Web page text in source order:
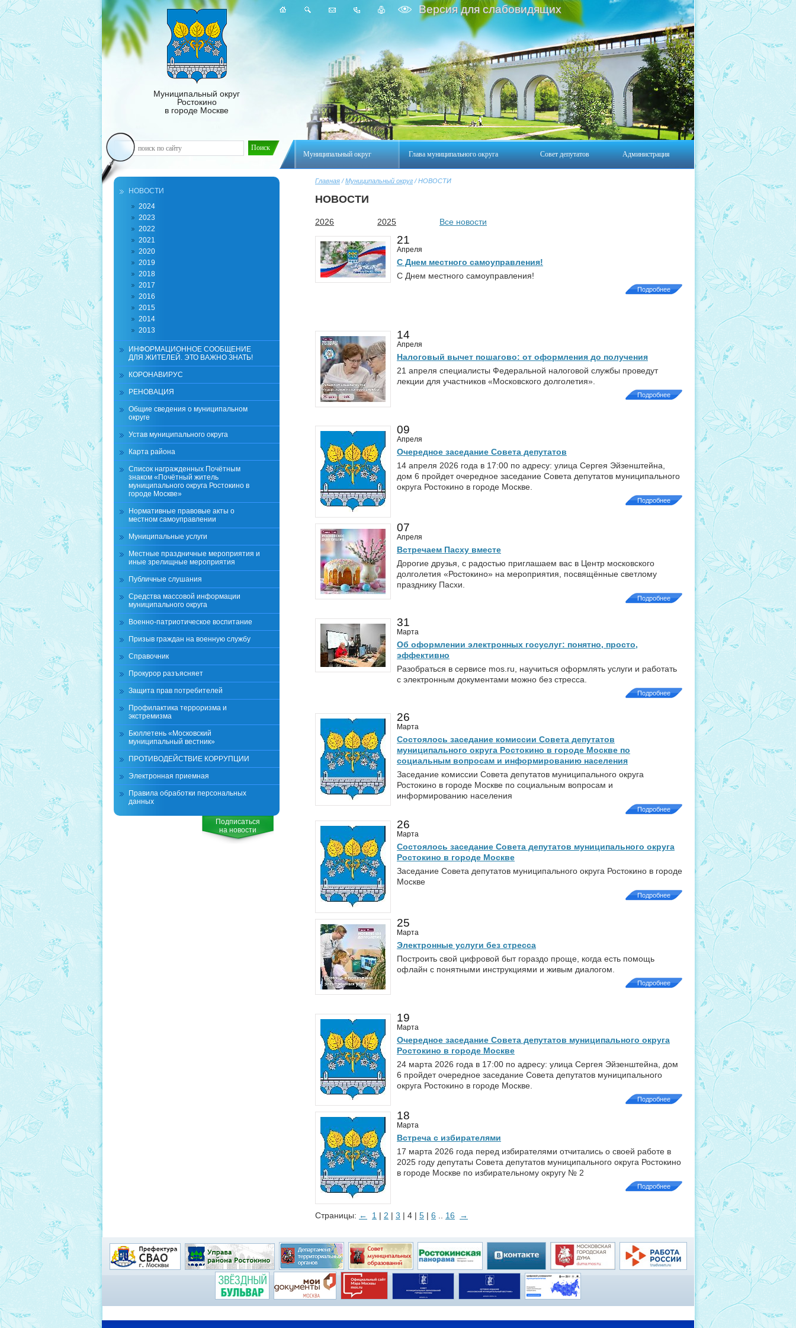
Муниципальный округ Глава муниципального округа Совет депутатов Администрация
Муниципальный округ
Ростокино
в городе Москве
Версия для слабовидящих
Главная /Муниципальный округ / НОВОСТИ
НОВОСТИ
2026 2025 Все новости
21
Апреля
С Днем местного самоуправления!
С Днем местного самоуправления!
Подробнее
14
Апреля
Налоговый вычет пошагово: от оформления до получения
21 апреля специалисты Федеральной налоговой службы проведут
лекции для участников «Московского долголетия».
Подробнее
09
Апреля
Очередное заседание Совета депутатов
14 апреля 2026 года в 17:00 по адресу: улица Сергея Эйзенштейна,
дом 6 пройдет очередное заседание Совета депутатов муниципального
округа Ростокино в городе Москве.
Подробнее
07
Апреля
Встречаем Пасху вместе
Дорогие друзья, с радостью приглашаем вас в Центр московского
долголетия «Ростокино» на мероприятия, посвящённые светлому
празднику Пасхи.
Подробнее
31
Марта
Об оформлении электронных госуслуг: понятно, просто,
эффективно
Разобраться в сервисе mos.ru, научиться оформлять услуги и работать
с электронным документами можно без стресса.
Подробнее
26
Марта
Состоялось заседание комиссии Совета депутатов
муниципального округа Ростокино в городе Москве по
социальным вопросам и информированию населения
Заседание комиссии Совета депутатов муниципального округа
Ростокино в городе Москве по социальным вопросам и
информированию населения
Подробнее
26
Марта
Состоялось заседание Совета депутатов муниципального округа
Ростокино в городе Москве
Заседание Совета депутатов муниципального округа Ростокино в городе
Москве
Подробнее
25
Марта
Электронные услуги без стресса
Построить свой цифровой быт гораздо проще, когда есть помощь
офлайн с понятными инструкциями и живым диалогом.
Подробнее
19
Марта
Очередное заседание Совета депутатов муниципального округа
Ростокино в городе Москве
24 марта 2026 года в 17:00 по адресу: улица Сергея Эйзенштейна, дом
6 пройдет очередное заседание Совета депутатов муниципального
округа Ростокино в городе Москве.
Подробнее
18
Марта
Встреча с избирателями
17 марта 2026 года перед избирателями отчитались о своей работе в
2025 году депутаты Совета депутатов муниципального округа Ростокино
в городе Москве по избирательному округу № 2
Подробнее
Страницы: ← 1 | 2 | 3 | 4 | 5 | 6 16 →
НОВОСТИ
2024
2023
2022
2021
2020
2019
2018
2017
2016
2015
2014
2013
ИНФОРМАЦИОННОЕ СООБЩЕНИЕ
ДЛЯ ЖИТЕЛЕЙ. ЭТО ВАЖНО ЗНАТЬ!
КОРОНАВИРУС
РЕНОВАЦИЯ
Общие сведения о муниципальном
округе
Устав муниципального округа
Карта района
Список награжденных Почётным
знаком «Почётный житель
муниципального округа Ростокино в
городе Москве»
Нормативные правовые акты о
местном самоуправлении
Муниципальные услуги
Местные праздничные мероприятия и
иные зрелищные мероприятия
Публичные слушания
Средства массовой информации
муниципального округа
Военно-патриотическое воспитание
Призыв граждан на военную службу
Справочник
Прокурор разъясняет
Защита прав потребителей
Профилактика терроризма и
экстремизма
Бюллетень «Московский
муниципальный вестник»
ПРОТИВОДЕЙСТВИЕ КОРРУПЦИИ
Электронная приемная
Правила обработки персональных
данных
Подписаться
на новости